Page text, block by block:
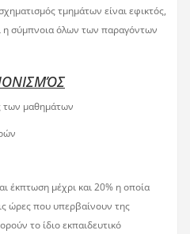
τμημάτων είναι εφικτός,
η σύμπνοια όλων των παραγόντων
των μαθημάτων
έκπτωση μέχρι και 20% η οποία
ώρες που υπερβαίνουν της
το ίδιο εκπαιδευτικό